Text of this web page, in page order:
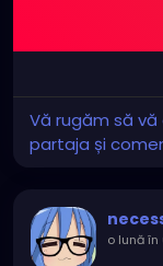
Vă rugăm să
partaja și
o lună în